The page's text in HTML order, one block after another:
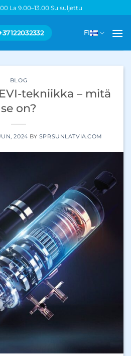
La 9.00–13.00 Su suljettu
FI
BLOG
tekniikka – mitä
se on?
2024 BY SPRSUNLATVIA.COM